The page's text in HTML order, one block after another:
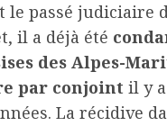
le passé judiciaire
il a déjà été
des Alpes-
par conjoint il y
La récidive